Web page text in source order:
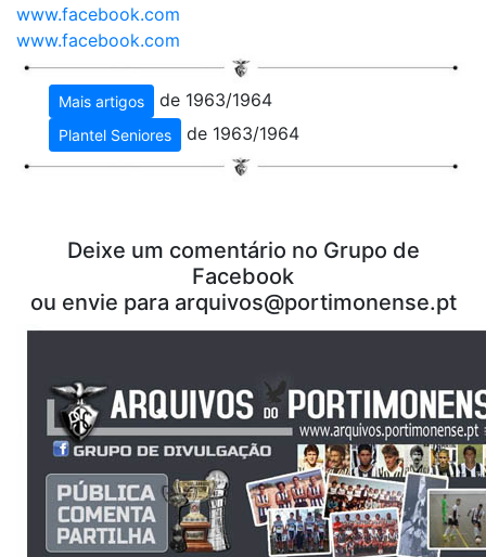
www.facebook.com
www.facebook.com
Mais artigos de 1963/1964
Plantel Seniores de 1963/1964
Deixe um comentário no Grupo de
Facebook
ou envie para arquivos@portimonense.pt